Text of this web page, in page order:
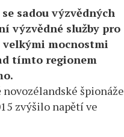
sadou výzvědných
výzvědné služby pro
velkými mocnostmi
tímto regionem
špionáže
zvýšilo napětí ve